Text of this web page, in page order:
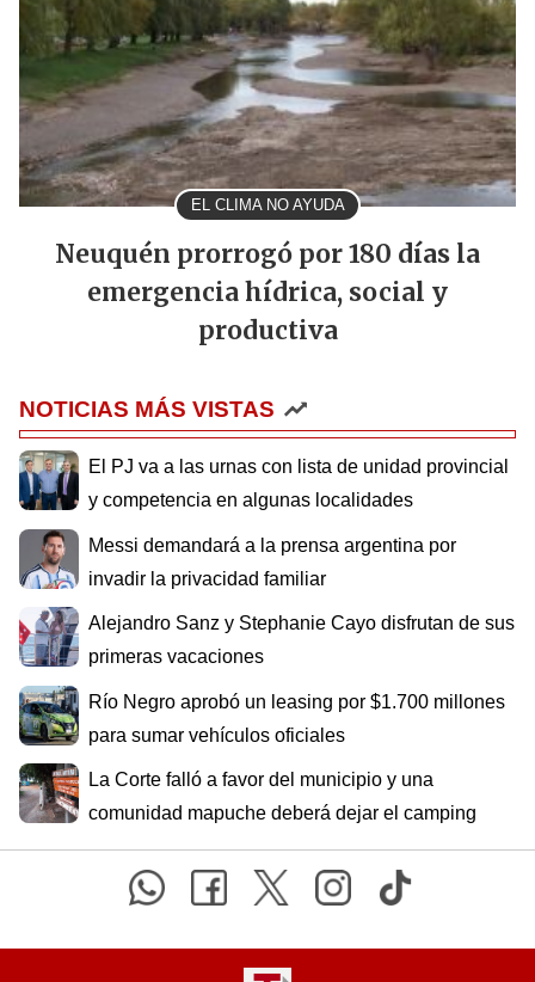
EL CLIMA NO AYUDA
Neuquén prorrogó por 180 días la
emergencia hídrica, social y
productiva
NOTICIAS MÁS VISTAS
El PJ va a las urnas con lista de unidad provincial
y competencia en algunas localidades
Messi demandará a la prensa argentina por
invadir la privacidad familiar
Alejandro Sanz y Stephanie Cayo disfrutan de sus
primeras vacaciones
Río Negro aprobó un leasing por $1.700 millones
para sumar vehículos oficiales
La Corte falló a favor del municipio y una
comunidad mapuche deberá dejar el camping